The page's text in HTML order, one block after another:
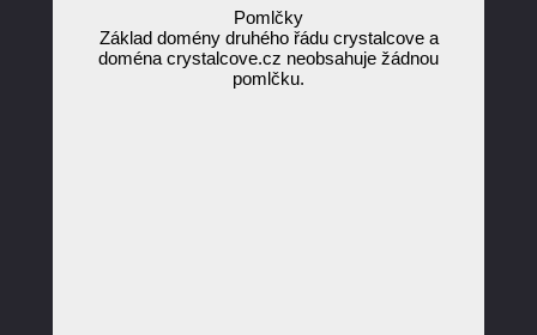
Pomlčky
Základ domény druhého řádu crystalcove a
doména crystalcove.cz neobsahuje žádnou
pomlčku.